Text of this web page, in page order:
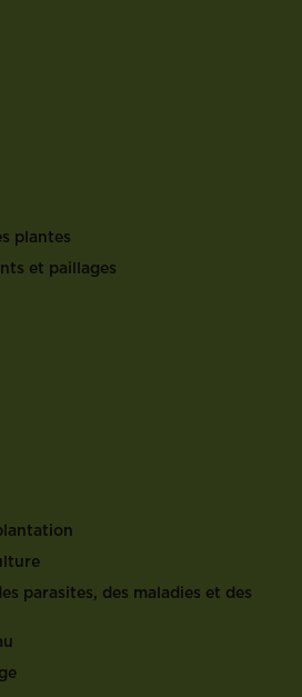
plantes
et paillages
parasites, des maladies et des